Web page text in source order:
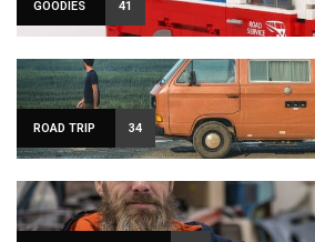
GOODIES 41
ROAD TRIP 34